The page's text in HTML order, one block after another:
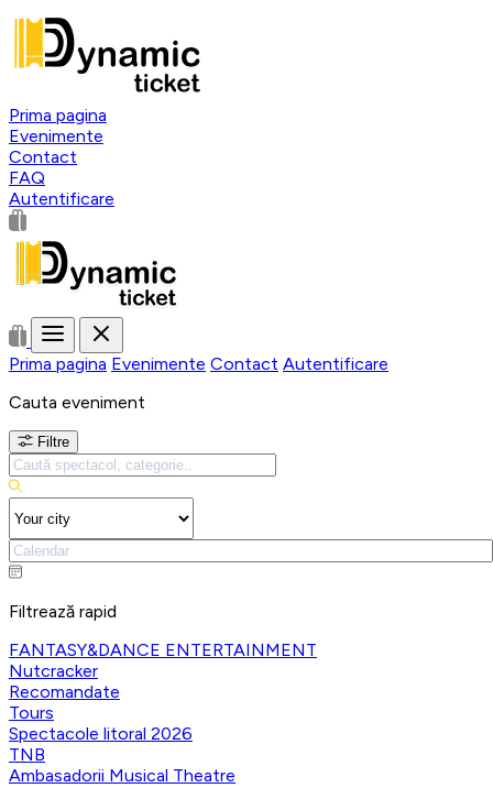
Prima pagina
Evenimente
Contact
FAQ
Autentificare
Prima pagina Evenimente Contact Autentificare
Cauta eveniment
Filtre
Filtrează rapid
FANTASY&DANCE ENTERTAINMENT
Nutcracker
Recomandate
Tours
Spectacole litoral 2026
TNB
Ambasadorii Musical Theatre